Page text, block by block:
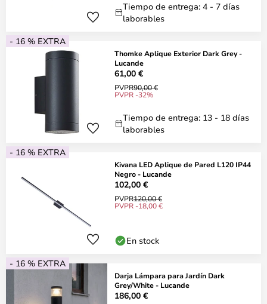
Tiempo de entrega: 4 - 7 días
laborables
- 16 % EXTRA
Thomke Aplique Exterior Dark Grey -
Lucande
61,00 €
PVPR90,00 €
PVPR -32%
Tiempo de entrega: 13 - 18 días
laborables
- 16 % EXTRA
Kivana LED Aplique de Pared L120 IP44
Negro - Lucande
102,00 €
PVPR120,00 €
PVPR -18,00 €
En stock
- 16 % EXTRA
Darja Lámpara para Jardín Dark
Grey/White - Lucande
186,00 €